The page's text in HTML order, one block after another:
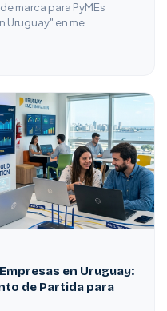
marca para PyMEs
en me…
en Uruguay:
de Partida para